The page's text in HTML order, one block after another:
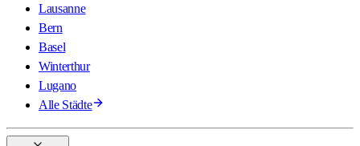
Lausanne
Bern
Basel
Winterthur
Lugano
Alle Städte